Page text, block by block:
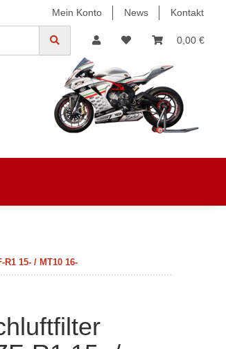
Mein Konto News Kontakt
0,00 €
15- / MT10 16-